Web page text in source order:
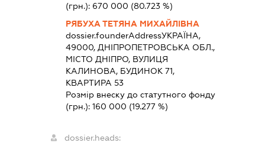
(грн.): 670 000 (80.723 %)
РЯБУХА ТЕТЯНА МИХАЙЛІВНА
dossier.founderAddressУКРАЇНА,
49000, ДНІПРОПЕТРОВСЬКА ОБЛ.,
МІСТО ДНІПРО, ВУЛИЦЯ
КАЛИНОВА, БУДИНОК 71,
КВАРТИРА 53
Розмір внеску до статутного фонду
(грн.):160 000 (19.277 %)
dossier.heads: